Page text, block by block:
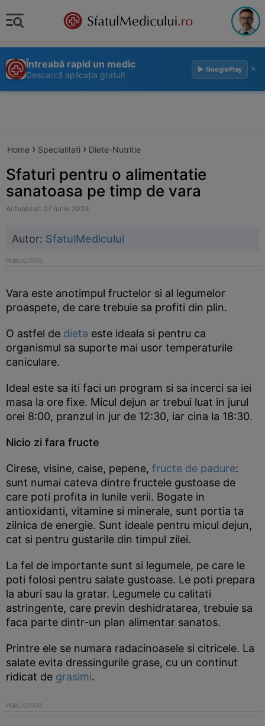
Întreabă rapid un medic
Descarcă aplicația gratuit
▶ GooglePlay ×
Home › Specialitati › Diete-Nutritie
Sfaturi pentru o alimentatie
sanatoasa pe timp de vara
Actualizat: 07 Iunie 2023
Autor: SfatulMedicului
Vara este anotimpul fructelor si al legumelor
proaspete, de care trebuie sa profiti din plin.
O astfel de dieta este ideala si pentru ca
organismul sa suporte mai usor temperaturile
caniculare.
Ideal este sa iti faci un program si sa incerci sa iei
masa la ore fixe. Micul dejun ar trebui luat in jurul
orei 8:00, pranzul in jur de 12:30, iar cina la 18:30.
Nicio zi fara fructe
Cirese, visine, caise, pepene, fructe de padure:
sunt numai cateva dintre fructele gustoase de
care poti profita in lunile verii. Bogate in
antioxidanti, vitamine si minerale, sunt portia ta
zilnica de energie. Sunt ideale pentru micul dejun,
cat si pentru gustarile din timpul zilei.
La fel de importante sunt si legumele, pe care le
poti folosi pentru salate gustoase. Le poti prepara
la aburi sau la gratar. Legumele cu calitati
astringente, care previn deshidratarea, trebuie sa
faca parte dintr-un plan alimentar sanatos.
Printre ele se numara radacinoasele si citricele. La
salate evita dressingurile grase, cu un continut
ridicat de grasimi.